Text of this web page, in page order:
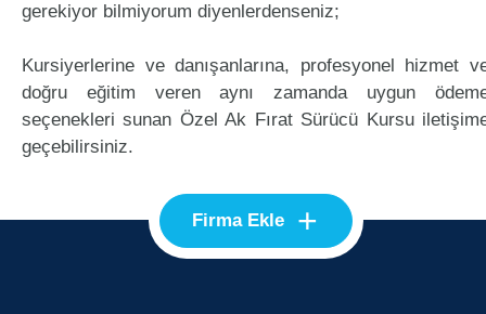
gerekiyor bilmiyorum diyenlerdenseniz;
Kursiyerlerine ve danışanlarına, profesyonel hizmet
doğru eğitim veren aynı zamanda uygun
seçenekleri sunan Özel Ak Fırat Sürücü Kursu
geçebilirsiniz.
Firma Ekle +